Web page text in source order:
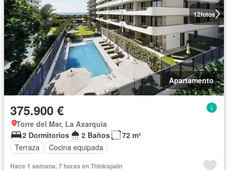
12fotos
Apartamento
375.900 €
Torre del Mar, La Axarquía
2 Dormitorios
2 Baños
72 m²
Terraza
Cocina equipada
Hace 1 semana, 7 horas en Thinkspain